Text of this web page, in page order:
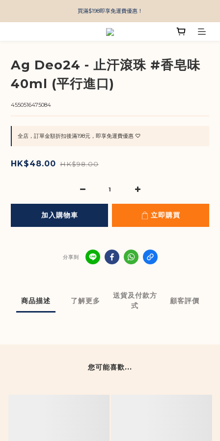
買滿$198即享免運費優惠！
Ag Deo24 - 止汗滾珠 #香皂味
40ml (平行進口)
4550516475084
全店，訂單金額折扣後滿198元，即享免運費優惠 ♡
HK$48.00 HK$98.00
加入購物車 立即購買
分享到
商品描述 了解更多
送貨及付款方
式
顧客評價
您可能喜歡...